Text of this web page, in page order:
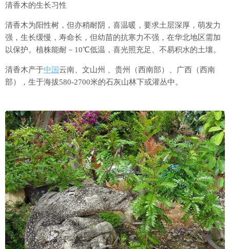
清香木的生长习性
清香木为阳性树，但亦稍耐阴，喜温暖，要求土层深厚，萌发力
强，生长缓慢，寿命长，但幼苗的抗寒力不强，在华北地区需加
以保护。植株能耐－10℃低温，喜光照充足、不易积水的土壤。
清香木产于中国 云南、文山州 、贵州（西南部）、广西（西南
部），生于海拔580-2700米的石灰山林下或灌丛中。